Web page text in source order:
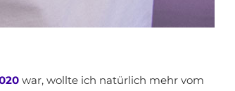
war, wollte ich natürlich mehr vom